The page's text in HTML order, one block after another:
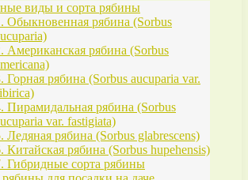
виды и сорта рябины
Обыкновенная рябина (Sorbus
Американская рябина (Sorbus
Горная рябина (Sorbus aucuparia var.
Пирамидальная рябина (Sorbus
var. fastigiata)
Ледяная рябина (Sorbus glabrescens)
Китайская рябина (Sorbus hupehensis)
Гибридные сорта рябины